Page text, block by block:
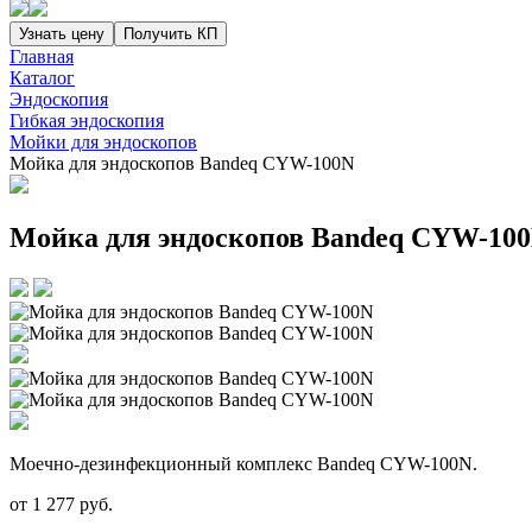
Узнать цену Получить КП
Главная
Каталог
Эндоскопия
Гибкая эндоскопия
Мойки для эндоскопов
Мойка для эндоскопов Bandeq CYW-100N
Мойка для эндоскопов Bandeq CYW-
Моечно-дезинфекционный комплекс Bandeq CYW-100N.
от 1 277 руб.